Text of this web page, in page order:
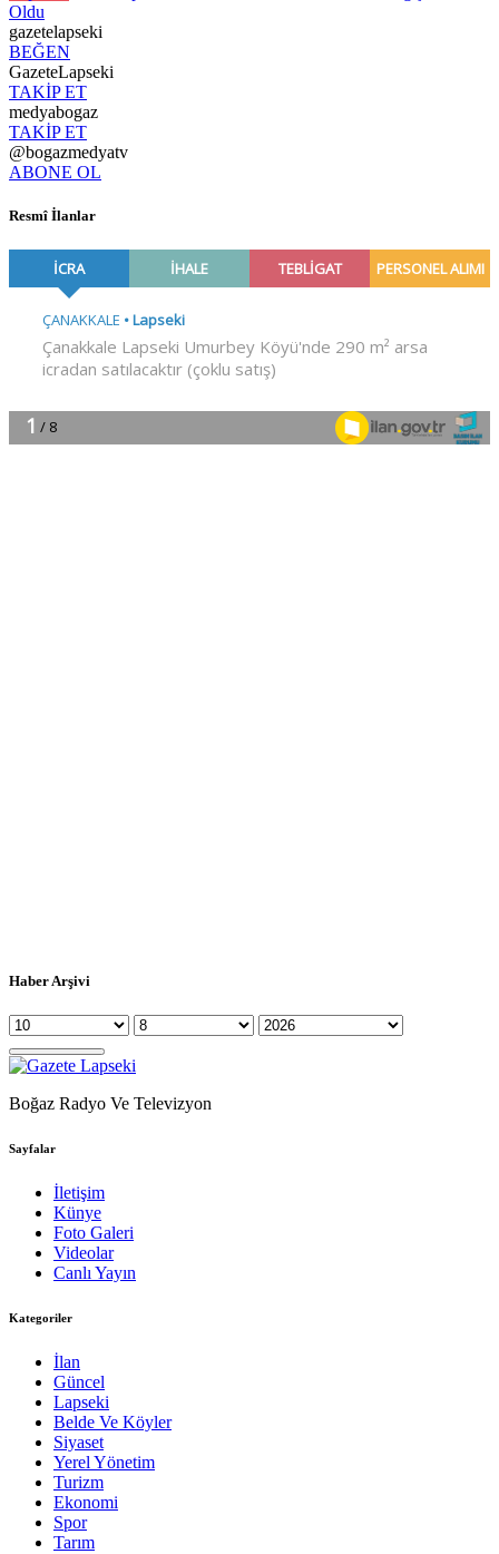
Oldu
gazetelapseki
BEĞEN
GazeteLapseki
TAKİP ET
medyabogaz
TAKİP ET
@bogazmedyatv
ABONE OL
Resmî İlanlar
Haber Arşivi
Boğaz Radyo Ve Televizyon
Sayfalar
İletişim
Künye
Foto Galeri
Videolar
Canlı Yayın
Kategoriler
İlan
Güncel
Lapseki
Belde Ve Köyler
Siyaset
Yerel Yönetim
Turizm
Ekonomi
Spor
Tarım